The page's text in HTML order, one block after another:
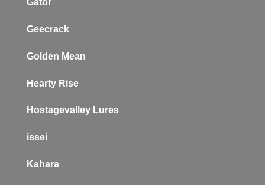
Gator
Geecrack
Golden Mean
Hearty Rise
Hostagevalley Lures
issei
Kahara